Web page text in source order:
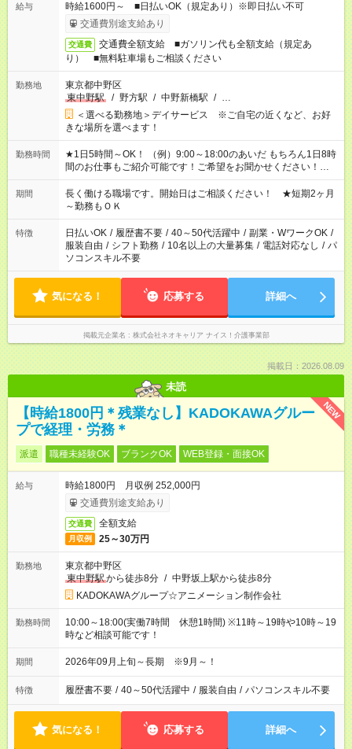
給与
時給1600円～ ■日払いOK（規定あり）※即日払い不可
交通費別途支給あり
交通費
交通費全額支給 ■ガソリン代も全額支給（規定あ
り） ■無料駐車場もご相談ください
勤務地
東京都中野区
東中野駅
/ 野方駅 / 中野新橋駅 / …
＜選べる勤務地＞デイサービス ※ご自宅の近くなど、お好
きな場所を選べます！
勤務時間
★1日5時間～OK！ （例）9:00～18:00のあいだ もちろん1日8時
間のお仕事もご紹介可能です！ご希望をお聞かせください！★家
庭の都合でお休みが必要な場合も遠慮なくご相談ください。 ※
週最低15時間以上の勤務が必要です
期間
長く働ける職場です。開始日はご相談ください！ ★短期2ヶ月
～勤務もＯＫ
特徴 日払いOK / 履歴書不要 / 40～50代活躍中 / 副業・WワークOK /
服装自由 / シフト勤務 / 10名以上の大量募集 / 電話対応なし / パ
ソコンスキル不要
気になる！ 応募する 詳細へ
掲載元企業名 株式会社ネオキャリア ナイス！介護事業部
掲載日：2026.08.09
未読
NEW
【時給1800円＊残業なし】KADOKAWAグルー
プで経理・労務＊
派遣 職種未経験OK ブランクOK WEB登録・面接OK
給与
時給1800円 月収例 252,000円
交通費別途支給あり
交通費 全額支給
月収例 25～30万円
勤務地
東京都中野区
東中野駅から徒歩8分 / 中野坂上駅から徒歩8分
KADOKAWAグループ☆アニメーション制作会社
勤務時間
10:00～18:00(実働7時間 休憩1時間) ※11時～19時や10時～19
時など相談可能です！
期間 2026年09月上旬～長期 ※9月～！
特徴 履歴書不要 / 40～50代活躍中 / 服装自由 / パソコンスキル不要
気になる！ 応募する 詳細へ